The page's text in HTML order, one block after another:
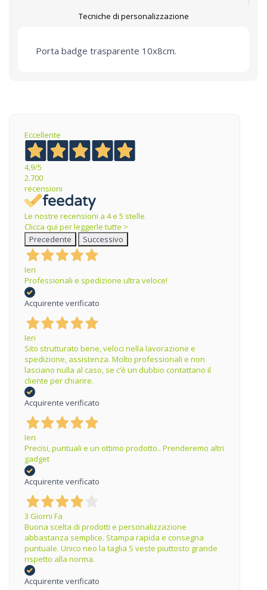
Tecniche di personalizzazione
Porta badge trasparente 10x8cm.
Eccellente
4,9/5
2.700
recensioni
Le nostre recensioni a 4 e 5 stelle.
Clicca qui per leggerle tutte >
Precedente
Successivo
Ieri
Professionali e spedizione ultra veloce!
Acquirente verificato
Ieri
Sito strutturato bene, veloci nella lavorazione e
spedizione, assistenza. Molto professionali e non
lasciano nulla al caso, se c’è un dubbio contattano il
cliente per chiarire.
Acquirente verificato
Ieri
Precisi, puntuali e un ottimo prodotto.. Prenderemo altri
gadget
Acquirente verificato
3 Giorni Fa
Buona scelta di prodotti e personalizzazione
abbastanza semplice. Stampa rapida e consegna
puntuale. Unico neo la taglia S veste piuttosto grande
rispetto alla norma.
Acquirente verificato